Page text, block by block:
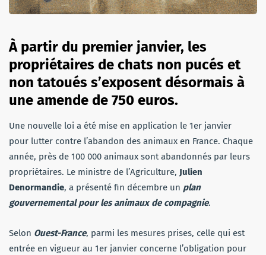
À partir du premier janvier, les
propriétaires de chats non pucés et
non tatoués s’exposent désormais à
une amende de 750 euros.
Une nouvelle loi a été mise en application le 1er janvier
pour lutter contre l’abandon des animaux en France. Chaque
année, près de 100 000 animaux sont abandonnés par leurs
propriétaires. Le ministre de l’Agriculture, Julien
Denormandie, a présenté fin décembre un plan
gouvernemental pour les animaux de compagnie.
Selon Ouest-France, parmi les mesures prises, celle qui est
entrée en vigueur au 1er janvier concerne l’obligation pour